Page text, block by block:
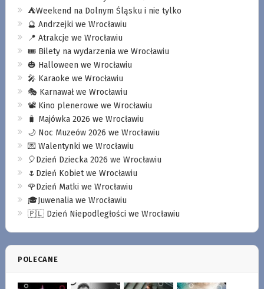
⛺️Weekend na Dolnym Śląsku i nie tylko
🔮 Andrzejki we Wrocławiu
📍 Atrakcje we Wrocławiu
🎟️ Bilety na wydarzenia we Wrocławiu
🎃 Halloween we Wrocławiu
🎤 Karaoke we Wrocławiu
🎭 Karnawał we Wrocławiu
📽️ Kino plenerowe we Wrocławiu
🧳 Majówka 2026 we Wrocławiu
🌙 Noc Muzeów 2026 we Wrocławiu
💌 Walentynki we Wrocławiu
🎈Dzień Dziecka 2026 we Wrocławiu
🌷Dzień Kobiet we Wrocławiu
🌹Dzień Matki we Wrocławiu
🎓Juwenalia we Wrocławiu
🇵🇱 Dzień Niepodległości we Wrocławiu
POLECANE